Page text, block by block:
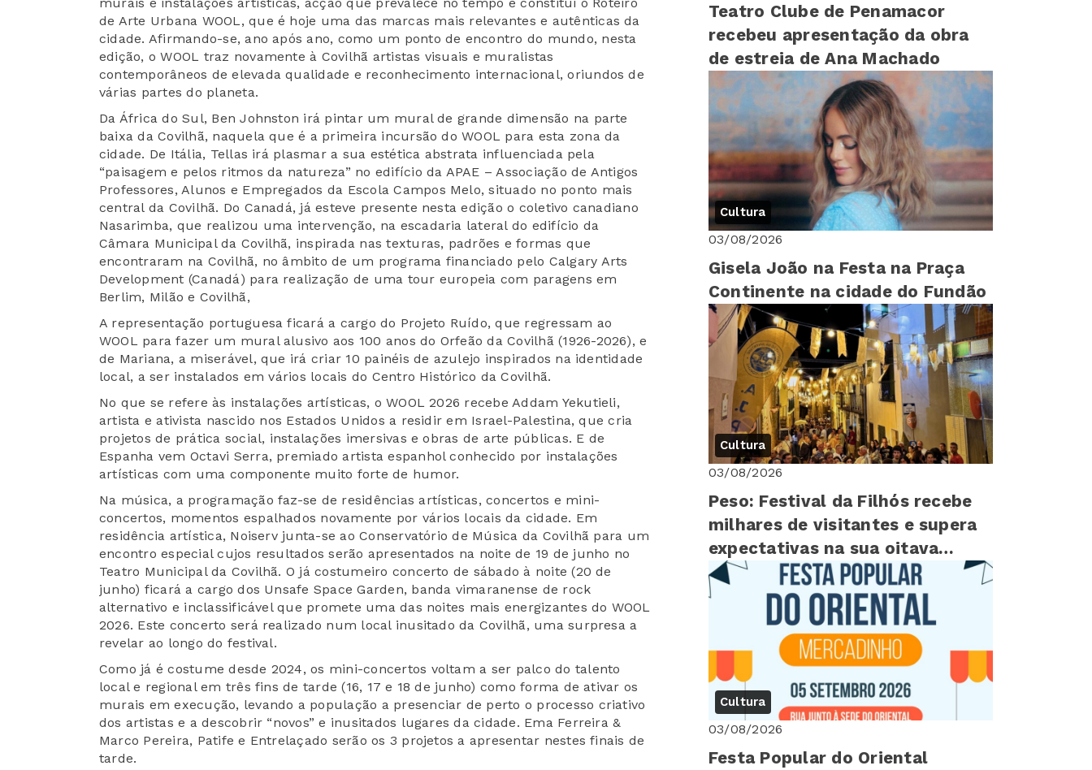
de Arte Urbana WOOL, que é hoje uma das marcas mais relevantes e autênticas da
cidade. Afirmando-se, ano após ano, como um ponto de encontro do mundo, nesta
edição, o WOOL traz novamente à Covilhã artistas visuais e muralistas
contemporâneos de elevada qualidade e reconhecimento internacional, oriundos de
várias partes do planeta.
Da África do Sul, Ben Johnston irá pintar um mural de grande dimensão na parte
baixa da Covilhã, naquela que é a primeira incursão do WOOL para esta zona da
cidade. De Itália, Tellas irá plasmar a sua estética abstrata influenciada pela
“paisagem e pelos ritmos da natureza” no edifício da APAE – Associação de Antigos
Professores, Alunos e Empregados da Escola Campos Melo, situado no ponto mais
central da Covilhã. Do Canadá, já esteve presente nesta edição o coletivo canadiano
Nasarimba, que realizou uma intervenção, na escadaria lateral do edifício da
Câmara Municipal da Covilhã, inspirada nas texturas, padrões e formas que
encontraram na Covilhã, no âmbito de um programa financiado pelo Calgary Arts
Development (Canadá) para realização de uma tour europeia com paragens em
Berlim, Milão e Covilhã,
A representação portuguesa ficará a cargo do Projeto Ruído, que regressam ao
WOOL para fazer um mural alusivo aos 100 anos do Orfeão da Covilhã (1926-2026), e
de Mariana, a miserável, que irá criar 10 painéis de azulejo inspirados na identidade
local, a ser instalados em vários locais do Centro Histórico da Covilhã.
No que se refere às instalações artísticas, o WOOL 2026 recebe Addam Yekutieli,
artista e ativista nascido nos Estados Unidos a residir em Israel-Palestina, que cria
projetos de prática social, instalações imersivas e obras de arte públicas. E de
Espanha vem Octavi Serra, premiado artista espanhol conhecido por instalações
artísticas com uma componente muito forte de humor.
Na música, a programação faz-se de residências artísticas, concertos e mini-
concertos, momentos espalhados novamente por vários locais da cidade. Em
residência artística, Noiserv junta-se ao Conservatório de Música da Covilhã para um
encontro especial cujos resultados serão apresentados na noite de 19 de junho no
Teatro Municipal da Covilhã. O já costumeiro concerto de sábado à noite (20 de
junho) ficará a cargo dos Unsafe Space Garden, banda vimaranense de rock
alternativo e inclassificável que promete uma das noites mais energizantes do WOOL
2026. Este concerto será realizado num local inusitado da Covilhã, uma surpresa a
revelar ao longo do festival.
Como já é costume desde 2024, os mini-concertos voltam a ser palco do talento
local e regional em três fins de tarde (16, 17 e 18 de junho) como forma de ativar os
murais em execução, levando a população a presenciar de perto o processo criativo
dos artistas e a descobrir “novos” e inusitados lugares da cidade. Ema Ferreira &
Marco Pereira, Patife e Entrelaçado serão os 3 projetos a apresentar nestes finais de
tarde.
Teatro Clube de Penamacor
recebeu apresentação da obra
de estreia de Ana Machado
Cultura
03/08/2026
Gisela João na Festa na Praça
Continente na cidade do Fundão
Cultura
03/08/2026
Peso: Festival da Filhós recebe
milhares de visitantes e supera
expectativas na sua oitava
edição
Cultura
03/08/2026
Festa Popular do Oriental